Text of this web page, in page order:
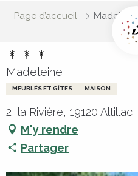
Page d’accueil Madeleine
Madeleine
MEUBLÉS ET GÎTES MAISON
2, la Rivière, 19120 Altillac
M'y rendre
Partager